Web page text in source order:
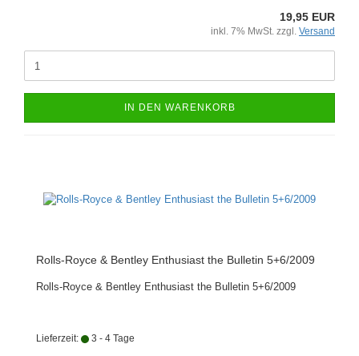
19,95 EUR
inkl. 7% MwSt. zzgl. Versand
IN DEN WARENKORB
Rolls-Royce & Bentley Enthusiast the Bulletin 5+6/2009
Rolls-Royce & Bentley Enthusiast the Bulletin 5+6/2009
Lieferzeit: 3 - 4 Tage